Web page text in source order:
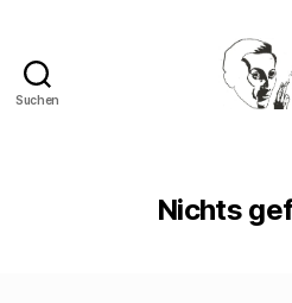
Suchen
Nichts